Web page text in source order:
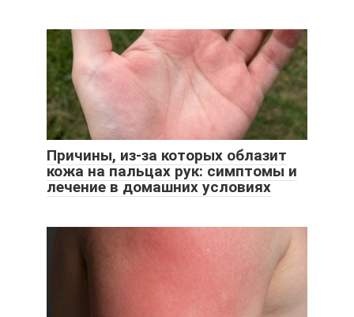
Причины, из-за которых облазит
кожа на пальцах рук: симптомы и
лечение в домашних условиях